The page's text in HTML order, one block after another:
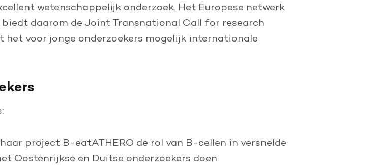
wetenschappelijk onderzoek. Het Europese netwerk
daarom de Joint Transnational Call for research
het voor jonge onderzoekers mogelijk internationale
project B-eatATHERO de rol van B-cellen in versnelde
Oostenrijkse en Duitse onderzoekers doen.